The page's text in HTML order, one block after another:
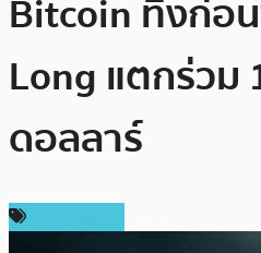
Bitcoin ทิ้งก่อ
Long แตกร่วม
ดอลลาร์